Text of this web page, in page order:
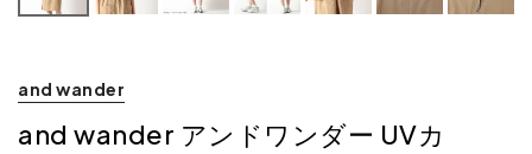
and wander
and wander アンドワンダー UVカ